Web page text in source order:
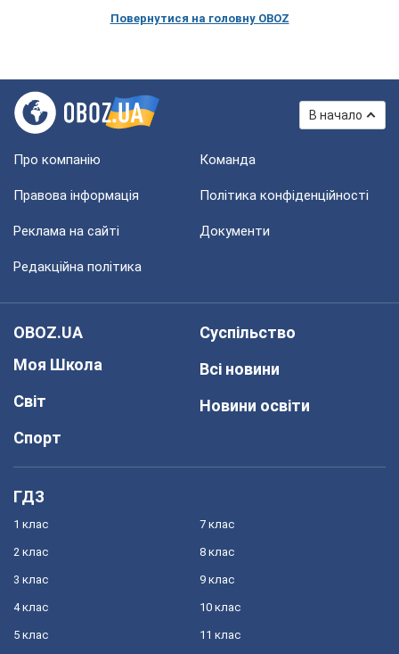
Повернутися на головну OBOZ
В начало
Про компанію Команда
Правова інформація Політика конфіденційності
Реклама на сайті Документи
Редакційна політика
OBOZ.UA
Моя Школа
Світ
Спорт
Суспільство
Всі новини
Новини освіти
ГДЗ
1 клас
2 клас
3 клас
4 клас
5 клас
7 клас
8 клас
9 клас
10 клас
11 клас